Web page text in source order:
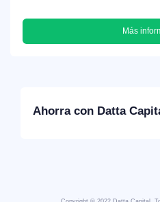
Más
Ahorra con Datta